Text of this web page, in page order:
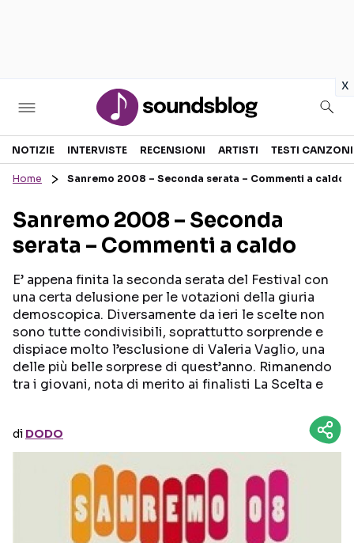
x
Sezioni
RECENSIONI MUSICALI
INTERVISTE
GOSSIP E CURIOSITÀ
TESTI CANZONI
TOUR ED EVENTI
TALENT SHOW
Seguici sui social
NOTIZIE INTERVISTE RECENSIONI ARTISTI TESTI CANZONI
Home Sanremo 2008 – Seconda serata – Commenti a caldo
Sanremo 2008 – Seconda
serata – Commenti a caldo
E’ appena finita la seconda serata del Festival con
una certa delusione per le votazioni della giuria
demoscopica. Diversamente da ieri le scelte non
sono tutte condivisibili, soprattutto sorprende e
dispiace molto l’esclusione di Valeria Vaglio, una
delle più belle sorprese di quest’anno. Rimanendo
tra i giovani, nota di merito ai finalisti La Scelta e
di DODO